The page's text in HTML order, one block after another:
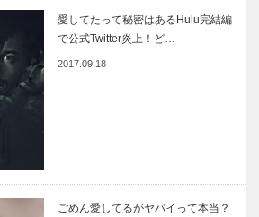
愛してたって秘密はあるHulu完結編
で公式Twitter炎上！ど…
2017.09.18
ごめん愛してるがヤバイって本当？